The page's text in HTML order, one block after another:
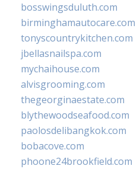
bosswingsduluth.com
birminghamautocare.com
tonyscountrykitchen.com
jbellasnailspa.com
mychaihouse.com
alvisgrooming.com
thegeorginaestate.com
blythewoodseafood.com
paolosdelibangkok.com
bobacove.com
phoone24brookfield.com